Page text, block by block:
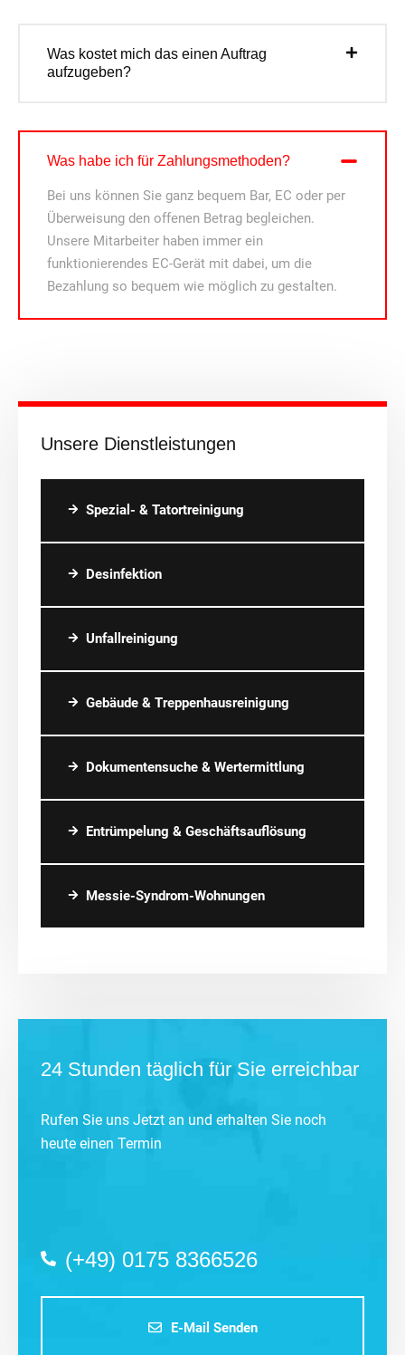
Unsere Dienstleistungen
Spezial- & Tatortreinigung
Desinfektion
Unfallreinigung
Gebäude & Treppenhausreinigung
Dokumentensuche & Wertermittlung
Entrümpelung & Geschäftsauflösung
Messie-Syndrom-Wohnungen
24 Stunden täglich für Sie erreichbar
Rufen Sie uns Jetzt an und erhalten Sie noch
heute einen Termin
(+49) 0175 8366526
E-Mail Senden
Was kostet mich das einen Auftrag
aufzugeben?
Was habe ich für Zahlungsmethoden?
Bei uns können Sie ganz bequem Bar, EC oder per
Überweisung den offenen Betrag begleichen.
Unsere Mitarbeiter haben immer ein
funktionierendes EC-Gerät mit dabei, um die
Bezahlung so bequem wie möglich zu gestalten.